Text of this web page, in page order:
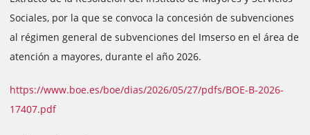
Sociales, por la que se convoca la concesión de subvenciones
al régimen general de subvenciones del Imserso en el área de
atención a mayores, durante el año 2026.
https://www.boe.es/boe/dias/2026/05/27/pdfs/BOE-B-2026-
17407.pdf